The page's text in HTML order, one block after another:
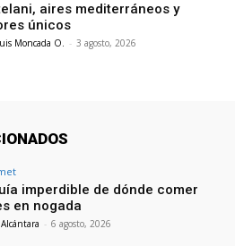
aires mediterráneos y
únicos
Moncada O. - 3 agosto, 2026
imperdible de dónde comer
en nogada
- 6 agosto, 2026